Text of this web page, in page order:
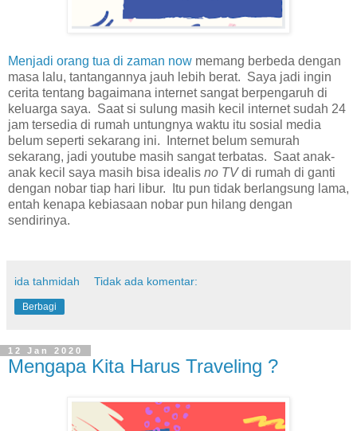
Menjadi orang tua di zaman now memang berbeda dengan
masa lalu, tantangannya jauh lebih berat. Saya jadi ingin
cerita tentang bagaimana internet sangat berpengaruh di
keluarga saya. Saat si sulung masih kecil internet sudah 24
jam tersedia di rumah untungnya waktu itu sosial media
belum seperti sekarang ini. Internet belum semurah
sekarang, jadi youtube masih sangat terbatas. Saat anak-
anak kecil saya masih bisa idealis no TVdi rumah di ganti
dengan nobar tiap hari libur. Itu pun tidak berlangsung lama,
entah kenapa kebiasaan nobar pun hilang dengan
sendirinya.
ida tahmidah Tidak ada komentar:
Berbagi
12 Jan 2020
Mengapa Kita Harus Traveling ?